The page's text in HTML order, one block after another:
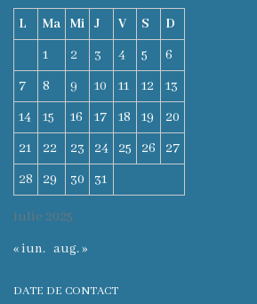
Procese-
verbale
ale
Consiliului
Ședințe
online
iulie 2025
L Ma Mi J V S
D
1
2 3 4 5
6
7
8 9 10 11 12
13
14
15 16 17 18 19
20
21
22 23 24 25 26
27
28
29 30 31
« iun. aug. »
DATE DE CONTACT